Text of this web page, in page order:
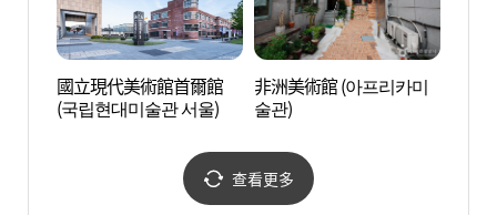
國立現代美術館首爾館
(국립현대미술관 서울)
非洲美術館 (아프리카미
술관)
查看更多